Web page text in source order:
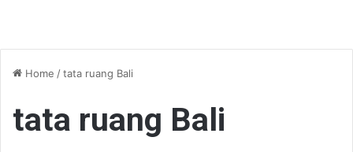
Home /tata ruang Bali
tata ruang Bali